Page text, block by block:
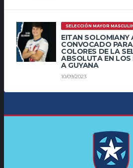
SELECCIÓN MAYOR
EITAN SOLOMIANY
CONVOCADO
COLORES DE LA
ABSOLUTA EN LOS
A GUYANA
10/09/2023